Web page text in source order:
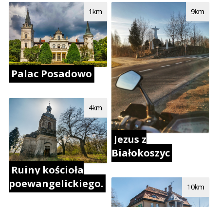
Palac Posadowo
1km
Ruiny kościoła
poewangelickiego.
4km
Jezus z
Białokoszyc
9km
10km